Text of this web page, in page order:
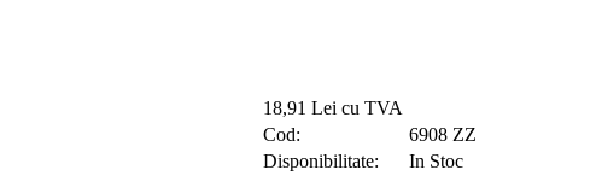
18,91 Lei cu TVA
Cod:
6908 ZZ
Disponibilitate:
In Stoc